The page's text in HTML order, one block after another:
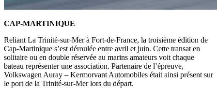
CAP-MARTINIQUE
Reliant La Trinité-sur-Mer à Fort-de-France, la troisième édition de
Cap-Martinique s’est déroulée entre avril et juin. Cette transat en
solitaire ou en double réservée au marins amateurs voit chaque
bateau représenter une association. Partenaire de l’épreuve,
Volkswagen Auray – Kermorvant Automobiles était ainsi présent sur
le port de la Trinité-sur-Mer lors du départ.